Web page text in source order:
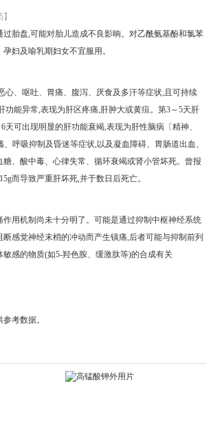
胎盘,可能对胎儿造成不良影晌。对乙酰氨基酚和氯苯
妇及喻乳期妇女不宜服用。
心、呕吐、胃痛、腹泻、厌食及多汗等症状,且可持续
功能异常,表现为肝区疼痛,肝肿大或黄疸。第3～5天肝
天可出现明显的肝功能衰竭,表现为肝性脑病〔精神、
呼吸抑制及昏迷等症状,以及凝血障碍、胃肠道出血、
、酸中毒、心律失常、循环衰竭或肾小管坏死。曾报
而导致严重肝坏死,并于数日后死亡。
作用机制尚未十分明了。可能是通过抑制中枢神经系统
感觉神经末梢的冲动而产生镇痛,后者可能与抑制前列
敏感的物质(如5-羟色胺、缓激肽等)的合成有关
考数据。